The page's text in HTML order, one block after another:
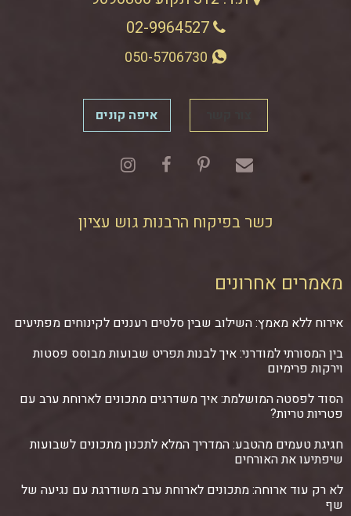
02-9964527
איפה קונים
כשר בפיקוח הרבנות גוש עציון
מאמרים אחרונים
אירוח ללא מאמץ: השילוב שבין סלטים רעננים לקינוחים מפתיעים
בין המסורתי למודרני: איך לבנות תפריט שבועות מבוסס פסטות
וירקות פרימיום
הסוד לפסטה המושלמת: איך משדרגים מתכונים לארוחת ערב עם
פטריות טריות?
חגיגת טעמים מהטבע: המדריך המלא לתכנון מתכונים לשבועות
שיפתיעו את האורחים
לא רק עוד ארוחה: מתכונים לארוחת ערב משודרגת עם נגיעה של
שף